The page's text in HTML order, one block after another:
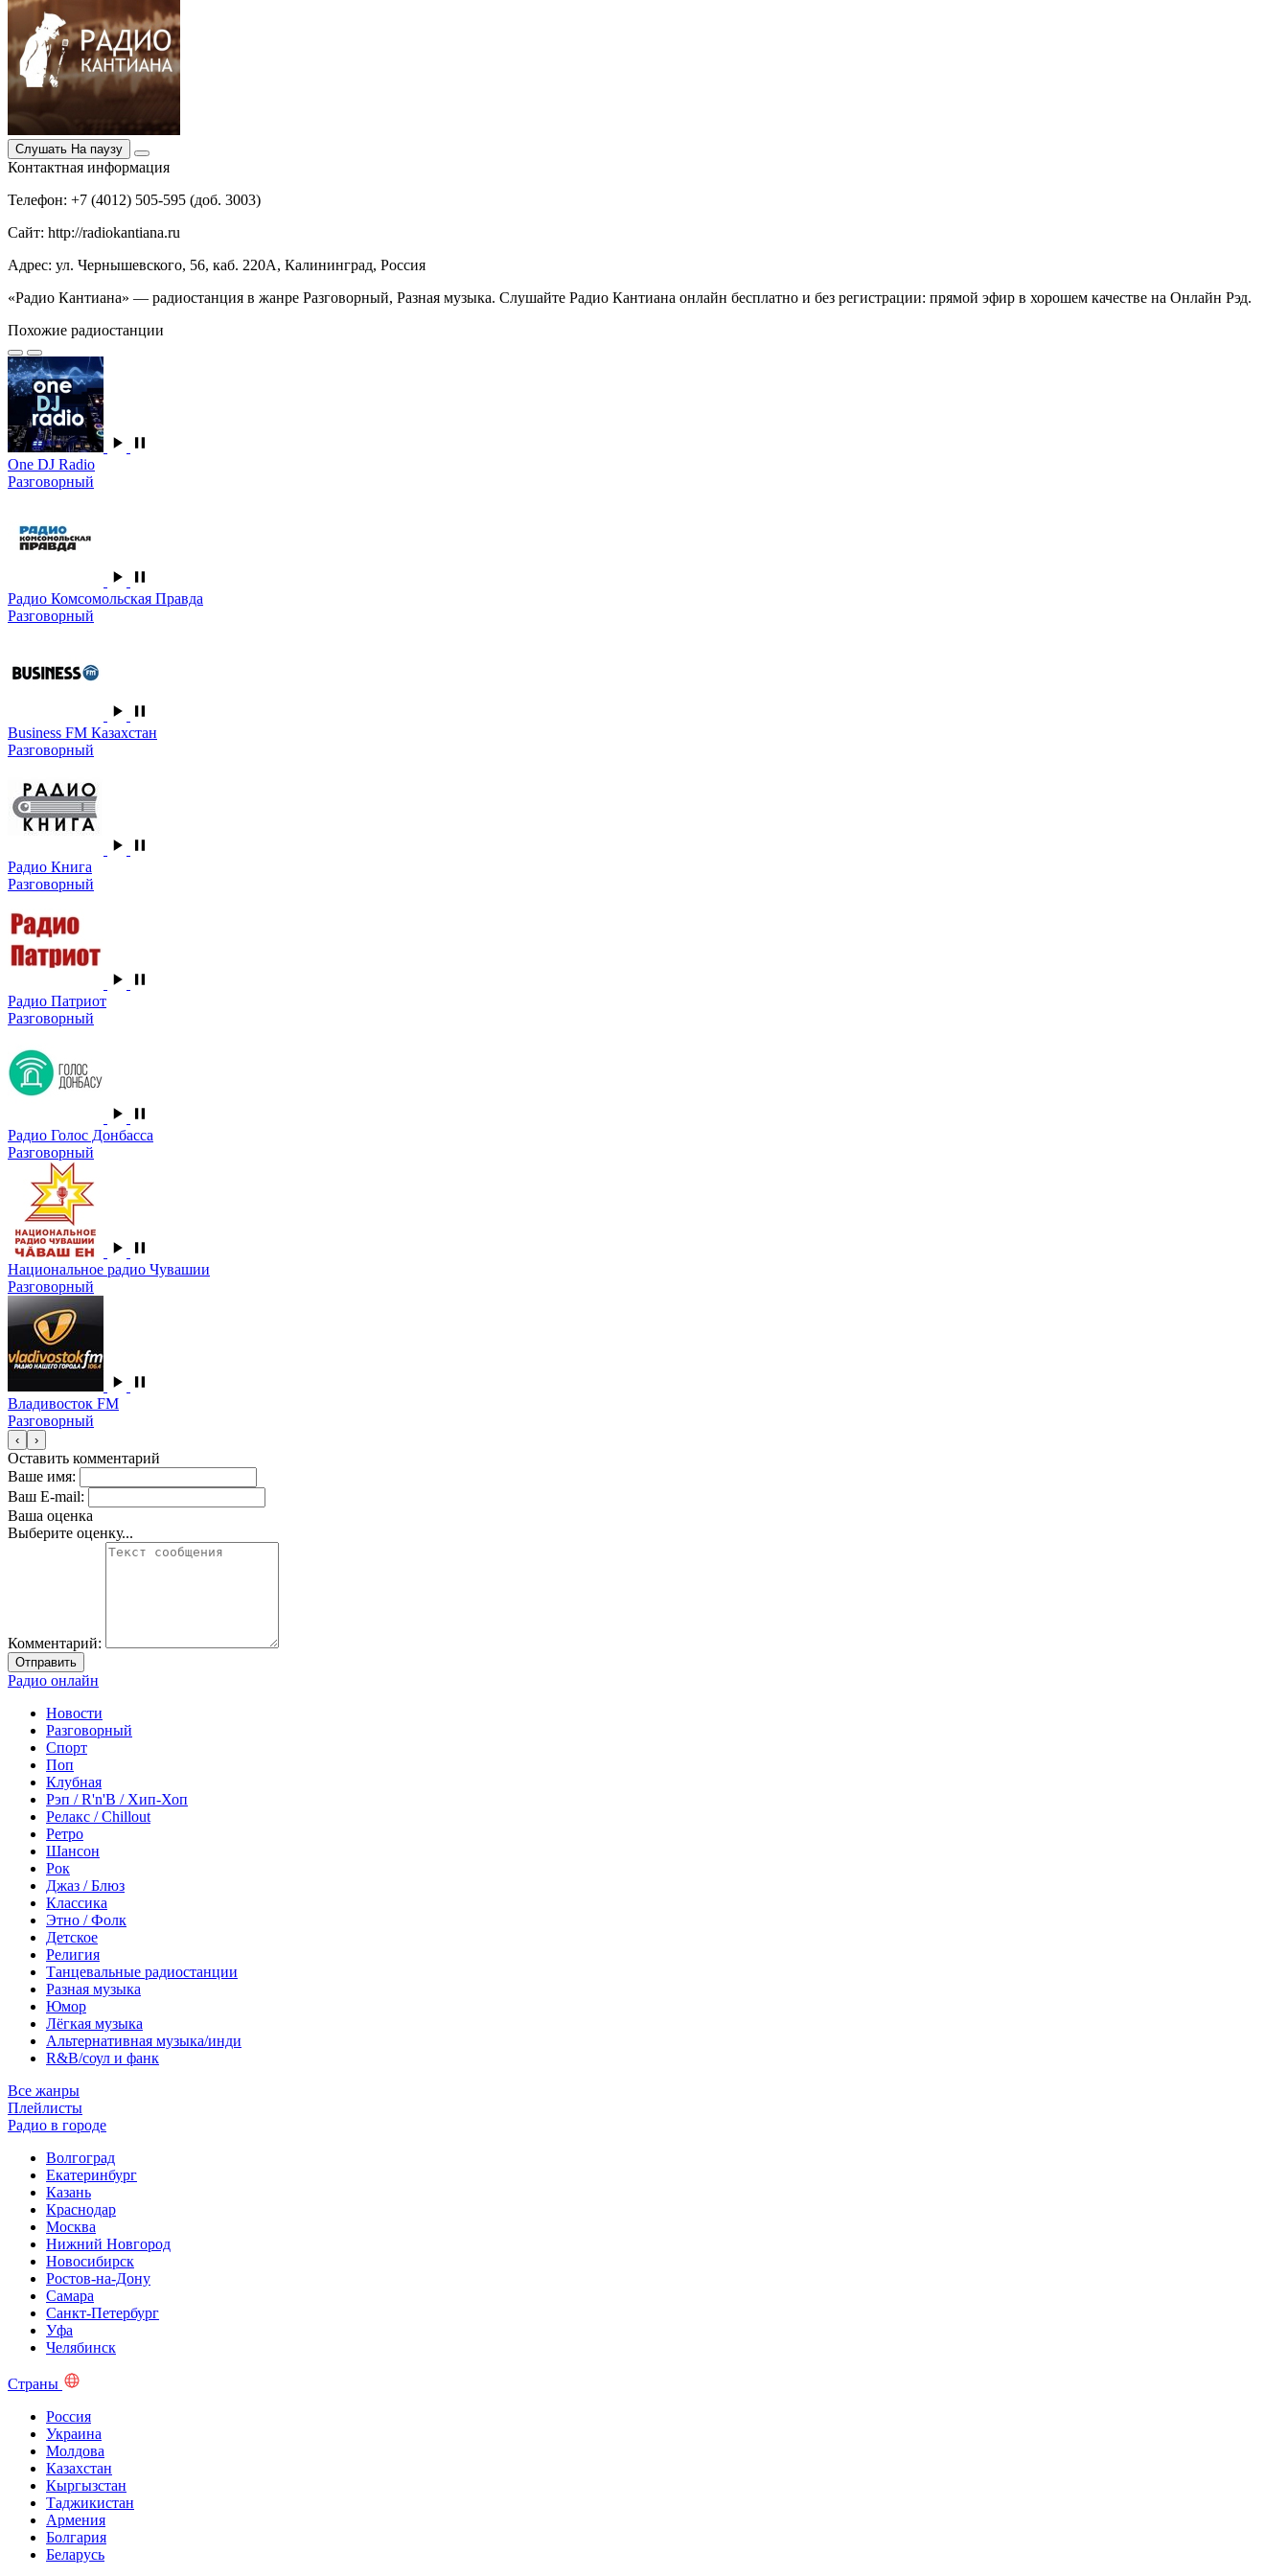
Слушать На паузу
Контактная информация
Телефон: +7 (4012) 505-595 (доб. 3003)
Сайт: http://radiokantiana.ru
Адрес: ул. Чернышевского, 56, каб. 220А, Калининград, Россия
«Радио Кантиана» — радиостанция в жанре Разговорный, Разная музыка. Слушайте Радио Кантиана онлайн бесплатно и без регистрации: прямой эфир в хорошем качестве на Онлайн Рэд.
Похожие радиостанции
One DJ Radio
Разговорный
Радио Комсомольская Правда
Разговорный
Business FM Казахстан
Разговорный
Радио Книга
Разговорный
Радио Патриот
Разговорный
Радио Голос Донбасса
Разговорный
Национальное радио Чувашии
Разговорный
Владивосток FM
Разговорный
‹ ›
Оставить комментарий
Ваше имя:
Ваш E-mail:
Ваша оценка
Выберите оценку...
Комментарий:
Отправить
Радио онлайн
Новости
Разговорный
Спорт
Поп
Клубная
Рэп / R'n'B / Хип-Хоп
Релакс / Chillout
Ретро
Шансон
Рок
Джаз / Блюз
Классика
Этно / Фолк
Детское
Религия
Танцевальные радиостанции
Разная музыка
Юмор
Лёгкая музыка
Альтернативная музыка/инди
R&B/cоул и фанк
Все жанры
Плейлисты
Радио в городе
Волгоград
Екатеринбург
Казань
Краснодар
Москва
Нижний Новгород
Новосибирск
Ростов-на-Дону
Самара
Санкт-Петербург
Уфа
Челябинск
Страны
Россия
Украина
Молдова
Казахстан
Кыргызстан
Таджикистан
Армения
Болгария
Беларусь